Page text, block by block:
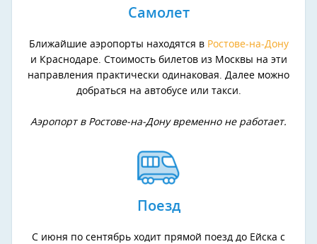
Самолет
Ближайшие аэропорты находятся в Ростове-на-Дону
и Краснодаре. Стоимость билетов из Москвы на эти
направления практически одинаковая. Далее можно
добраться на автобусе или такси.
Аэропорт в Ростове-на-Дону временно не работает.
Поезд
С июня по сентябрь ходит прямой поезд до Ейска с